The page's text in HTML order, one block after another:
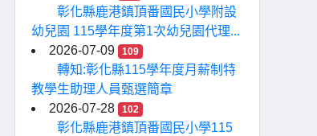
彰化縣鹿港鎮頂番國民小學附設
幼兒園 115學年度第1次幼兒園代理...
2026-07-09
109
轉知:彰化縣115學年度月薪制特
教學生助理人員甄選簡章
2026-07-28
102
彰化縣鹿港鎮頂番國民小學115